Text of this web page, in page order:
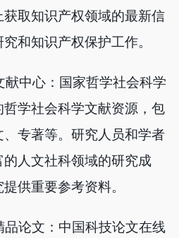
取知识产权领域的最新信
和知识产权保护工作。
中心：国家哲学社会科学
学社会科学文献资源，包
专著等。研究人员和学者
人文社科领域的研究成
供重要参考资料。
论文：中国科技论文在线